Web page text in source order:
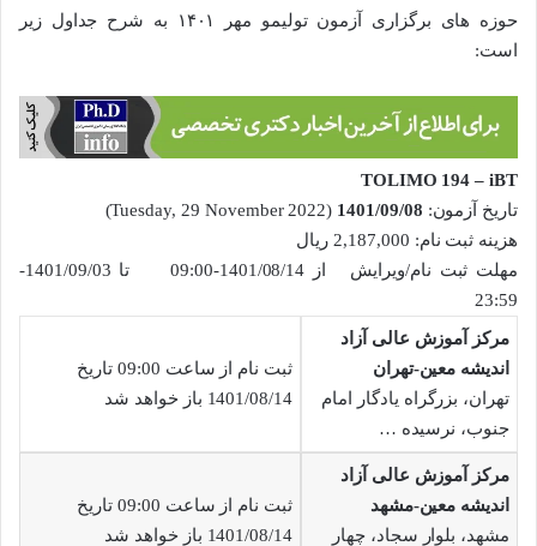
حوزه های برگزاری آزمون تولیمو مهر ۱۴۰۱ به شرح جداول زیر
است:
TOLIMO 194 – iBT
تاریخ آزمون: 1401/09/08
(Tuesday, 29 November 2022)
هزینه ثبت نام: 2,187,000 ریال
مهلت ثبت نام/ویرایش از 1401/08/14-09:00 تا 1401/09/03-
23:59
مرکز آموزش عالی آزاد
اندیشه معین-تهران
تهران، بزرگراه یادگار امام
جنوب، نرسیده …
ثبت نام از ساعت 09:00 تاریخ
1401/08/14 باز خواهد شد
مرکز آموزش عالی آزاد
اندیشه معین-مشهد
مشهد، بلوار سجاد، چهار
ثبت نام از ساعت 09:00 تاریخ
1401/08/14 باز خواهد شد